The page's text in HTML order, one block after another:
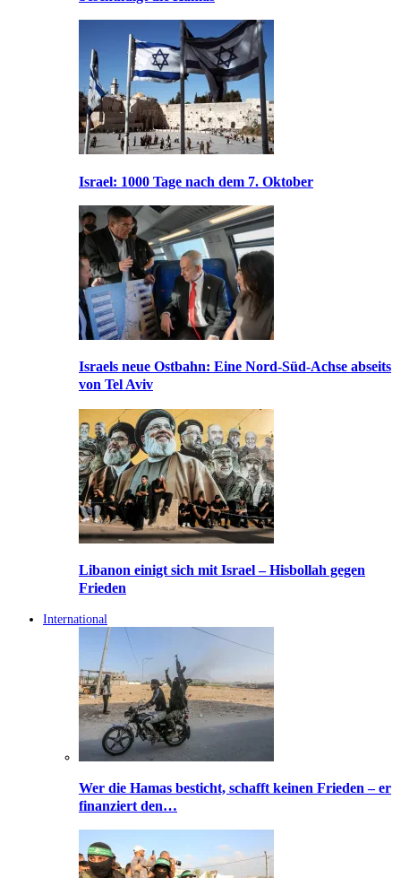
Israel: 1000 Tage nach dem 7. Oktober
Israels neue Ostbahn: Eine Nord-Süd-Achse abseits
von Tel Aviv
Libanon einigt sich mit Israel – Hisbollah gegen
Frieden
International
Wer die Hamas besticht, schafft keinen Frieden – er
finanziert den…